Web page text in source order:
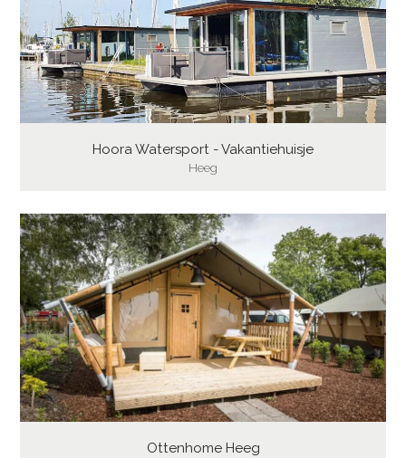
Hoora Watersport - Vakantiehuisje
Heeg
Ottenhome Heeg